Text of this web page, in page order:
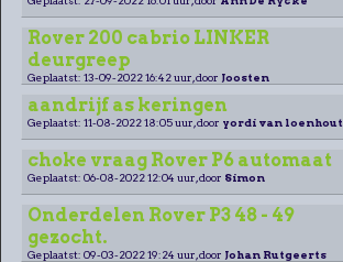
Rover 200 cabrio LINKER
deurgreep
Geplaatst: 13-09-2022 16:42 uur, door Joosten
aandrijf as keringen
Geplaatst: 11-08-2022 18:05 uur, door yordi van loenhout
choke vraag Rover P6 automaat
Geplaatst: 06-08-2022 12:04 uur, door Simon
Onderdelen Rover P3 48 - 49
gezocht.
Geplaatst: 09-03-2022 19:24 uur, door Johan Rutgeerts